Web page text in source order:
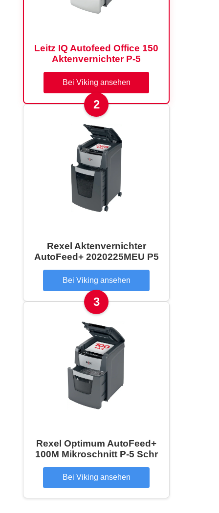
Leitz IQ Autofeed Office 150
Aktenvernichter P-5
Bei Viking ansehen
2
Rexel Aktenvernichter
AutoFeed+ 2020225MEU P5
Bei Viking ansehen
3
Rexel Optimum AutoFeed+
100M Mikroschnitt P-5 Schr
Bei Viking ansehen